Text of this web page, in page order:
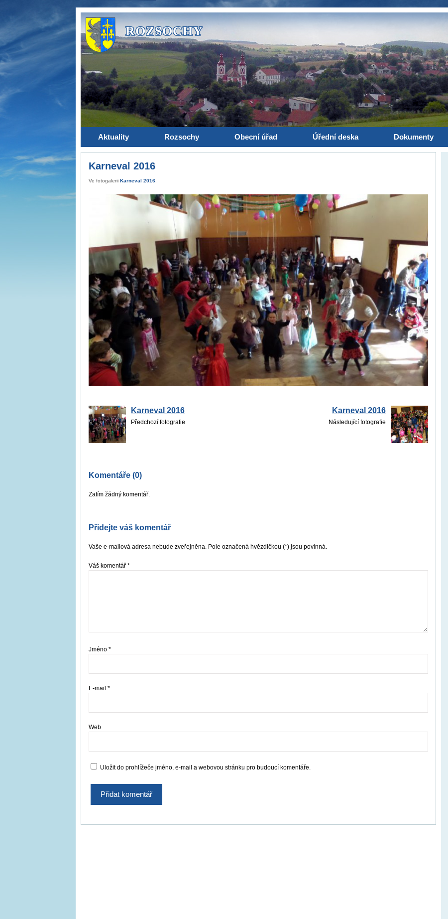
ROZSOCHY
Aktuality Rozsochy Obecní úřad Úřední deska Dokumenty
Karneval 2016
Ve fotogalerii Karneval 2016
Karneval 2016
Předchozí fotografie
Karneval 2016
Následující fotografie
Komentáře (0)
Zatím žádný komentář.
Přidejte váš komentář
Vaše e-mailová adresa nebude zveřejněna. Pole označená hvězdičkou (*) jsou povinná.
Váš komentář *
Jméno *
E-mail *
Web
Uložit do prohlížeče jméno, e-mail a webovou stránku pro budoucí komentáře.